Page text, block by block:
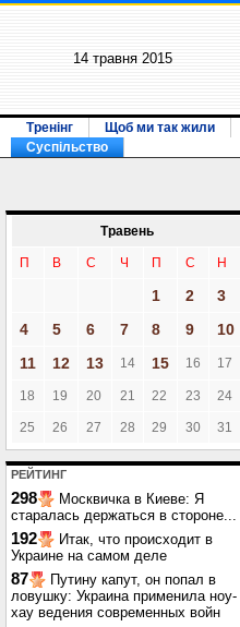
14 травня 2015
Тренінг Щоб ми так жили
Суспільство
Травень
П В С Ч П С Н
1 2
3
4
5 6 7 8 9
10
11
12 13 14 15 16 17
18 19 20 21 22 23 24
25 26 27 28 29 30 31
РЕЙТИНГ
298
Москвичка в Киеве: Я
старалась держаться в стороне...
192
Итак, что происходит в
Украине на самом деле
87
Путину капут, он попал в
ловушку: Украина применила ноу-
хау ведения современных войн